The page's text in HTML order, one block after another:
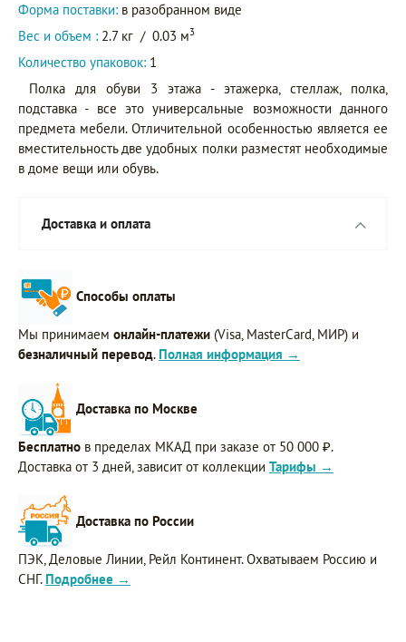
Форма поставки: в разобранном виде
Вес и объем : 2.7 кг / 0.03 м3
Количество упаковок: 1
Полка для обуви 3 этажа - этажерка, стеллаж, полка,
подставка - все это универсальные возможности данного
предмета мебели. Отличительной особенностью является ее
вместительность две удобных полки разместят необходимые
в доме вещи или обувь.
Доставка и оплата
Способы оплаты
Мы принимаем онлайн-платежи (Visa, MasterCard, МИР) и
безналичный перевод. Полная информация →
Доставка по Москве
Бесплатно в пределах МКАД при заказе от 50 000 ₽.
Доставка от 3 дней, зависит от коллекции Тарифы →
Доставка по России
ПЭК, Деловые Линии, Рейл Континент. Охватываем Россию и
СНГ. Подробнее →